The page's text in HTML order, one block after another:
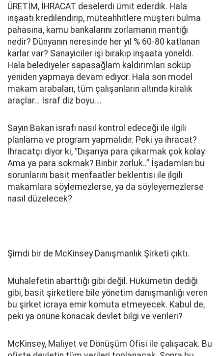
ÜRETİM, İHRACAT deselerdi ümit ederdik. Hala
inşaatı kredilendirip, müteahhitlere müşteri bulma
pahasına, kamu bankalarını zorlamanın mantığı
nedir? Dünyanın neresinde her yıl % 60-80 katlanan
karlar var? Sanayiciler işi bırakıp inşaata yöneldi.
Hala belediyeler sapasağlam kaldırımları söküp
yeniden yapmaya devam ediyor. Hala son model
makam arabaları, tüm çalışanların altında kiralık
araçlar… İsraf diz boyu….
Sayın Bakan israfı nasıl kontrol edeceği ile ilgili
planlama ve program yapmalıdır. Peki ya ihracat?
İhracatçı diyor ki, “Dışarıya para çıkarmak çok kolay.
Ama ya para sokmak? Binbir zorluk..” İşadamları bu
sorunlarını basit menfaatler beklentisi ile ilgili
makamlara söylemezlerse, ya da söyleyemezlerse
nasıl düzelecek?
Şimdi bir de McKinsey Danışmanlık Şirketi çıktı.
Muhalefetin abarttığı gibi değil. Hükümetin dediği
gibi, basit şirketlere bile yönetim danışmanlığı veren
bu şirket icraya emir komuta etmeyecek. Kabul de,
peki ya önüne konacak devlet bilgi ve verileri?
McKinsey, Maliyet ve Dönüşüm Ofisi ile çalışacak. Bu